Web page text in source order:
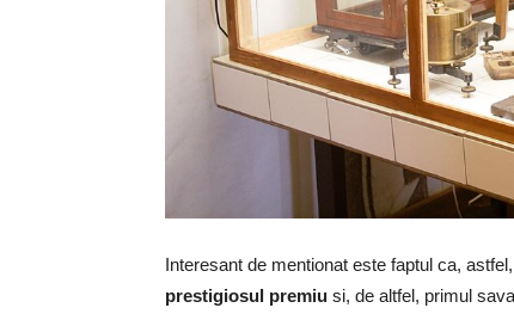
Interesant de mentionat este faptul ca, astfel,
prestigiosul premiu si, de altfel, primul